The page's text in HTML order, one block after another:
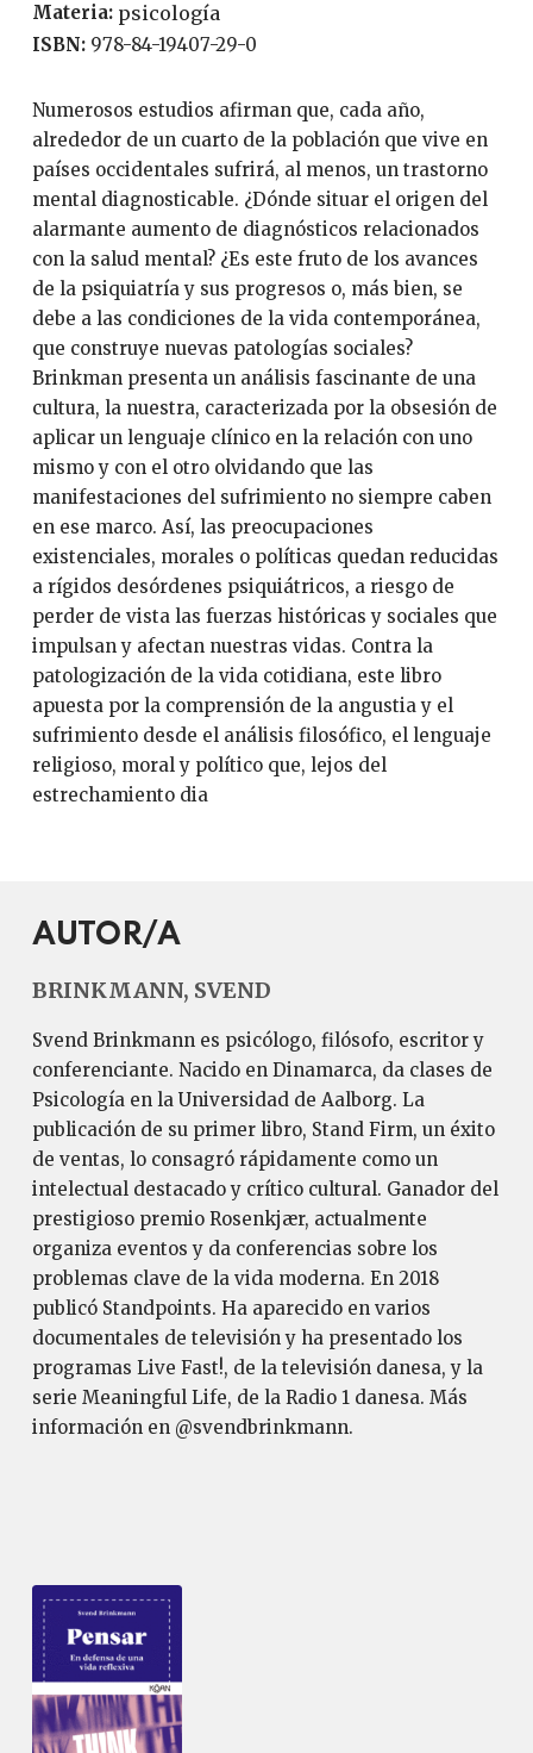
Materia: psicología
ISBN: 978-84-19407-29-0
Numerosos estudios afirman que, cada año,
alrededor de un cuarto de la población que vive en
países occidentales sufrirá, al menos, un trastorno
mental diagnosticable. ¿Dónde situar el origen del
alarmante aumento de diagnósticos relacionados
con la salud mental? ¿Es este fruto de los avances
de la psiquiatría y sus progresos o, más bien, se
debe a las condiciones de la vida contemporánea,
que construye nuevas patologías sociales?
Brinkman presenta un análisis fascinante de una
cultura, la nuestra, caracterizada por la obsesión de
aplicar un lenguaje clínico en la relación con uno
mismo y con el otro olvidando que las
manifestaciones del sufrimiento no siempre caben
en ese marco. Así, las preocupaciones
existenciales, morales o políticas quedan reducidas
a rígidos desórdenes psiquiátricos, a riesgo de
perder de vista las fuerzas históricas y sociales que
impulsan y afectan nuestras vidas. Contra la
patologización de la vida cotidiana, este libro
apuesta por la comprensión de la angustia y el
sufrimiento desde el análisis filosófico, el lenguaje
religioso, moral y político que, lejos del
estrechamiento dia
AUTOR/A
BRINKMANN, SVEND
Svend Brinkmann es psicólogo, filósofo, escritor y
conferenciante. Nacido en Dinamarca, da clases de
Psicología en la Universidad de Aalborg. La
publicación de su primer libro, Stand Firm, un éxito
de ventas, lo consagró rápidamente como un
intelectual destacado y crítico cultural. Ganador del
prestigioso premio Rosenkjær, actualmente
organiza eventos y da conferencias sobre los
problemas clave de la vida moderna. En 2018
publicó Standpoints. Ha aparecido en varios
documentales de televisión y ha presentado los
programas Live Fast!, de la televisión danesa, y la
serie Meaningful Life, de la Radio 1 danesa. Más
información en @svendbrinkmann.